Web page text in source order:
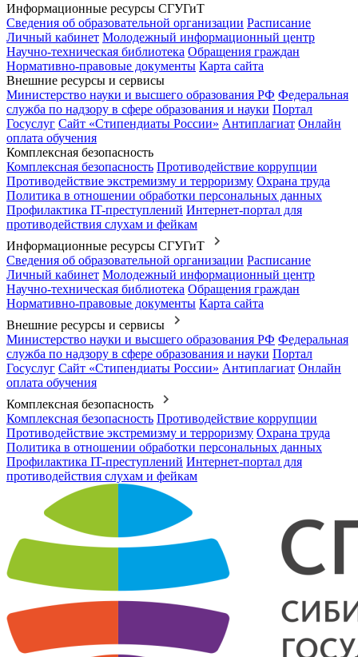
Информационные ресурсы СГУГиТ
Сведения об образовательной организации Расписание
Личный кабинет Молодежный информационный центр
Научно-техническая библиотека Обращения граждан
Нормативно-правовые документы Карта сайта
Внешние ресурсы и сервисы
Министерство науки и высшего образования РФ Федеральная
служба по надзору в сфере образования и науки Портал
Госуслуг Сайт «Стипендиаты России» Антиплагиат Онлайн
оплата обучения
Комплексная безопасность
Комплексная безопасность Противодействие коррупции
Противодействие экстремизму и терроризму Охрана труда
Политика в отношении обработки персональных данных
Профилактика IT-преступлений Интернет-портал для
противодействия слухам и фейкам
Информационные ресурсы СГУГиТ
Сведения об образовательной организации Расписание
Личный кабинет Молодежный информационный центр
Научно-техническая библиотека Обращения граждан
Нормативно-правовые документы Карта сайта
Внешние ресурсы и сервисы
Министерство науки и высшего образования РФ Федеральная
служба по надзору в сфере образования и науки Портал
Госуслуг Сайт «Стипендиаты России» Антиплагиат Онлайн
оплата обучения
Комплексная безопасность
Комплексная безопасность Противодействие коррупции
Противодействие экстремизму и терроризму Охрана труда
Политика в отношении обработки персональных данных
Профилактика IT-преступлений Интернет-портал для
противодействия слухам и фейкам